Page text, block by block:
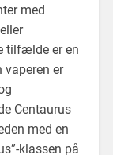
med
tilfælde er en
vaperen er
Centaurus
med en
klassen på